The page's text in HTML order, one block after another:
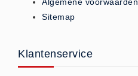
ISO 9001 Begeleiding
Inspectiecentrale
Ons Team
Sitemap
Klantenservice